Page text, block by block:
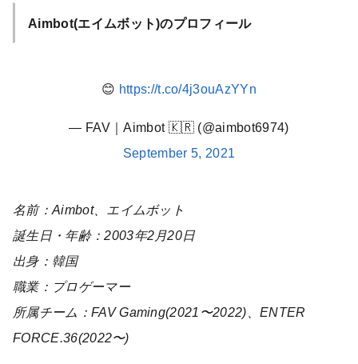
Aimbot(エイムボット)のプロフィール
😊 https://t.co/4j3ouAzYYn
— FAV｜Aimbot 🇰🇷 (@aimbot6974)
September 5, 2021
名前：Aimbot、エイムボット
誕生日・年齢：2003年2月20日
出身：韓国
職業：プロゲーマー
所属チーム：FAV Gaming(2021〜2022)、ENTER
FORCE.36(2022〜)